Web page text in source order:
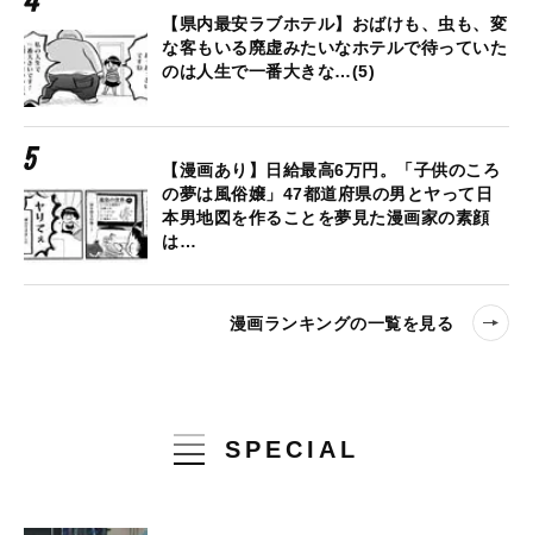
【県内最安ラブホテル】おばけも、虫も、変
な客もいる廃虚みたいなホテルで待っていた
のは人生で一番大きな…(5)
【漫画あり】日給最高6万円。「子供のころ
の夢は風俗嬢」47都道府県の男とヤって日
本男地図を作ることを夢見た漫画家の素顔
は…
漫画ランキングの一覧を見る
SPECIAL